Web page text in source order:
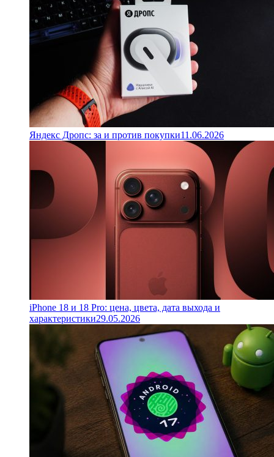
Яндекс Дропс: за и против покупки11.06.2026
iPhone 18 и 18 Pro: цена, цвета, дата выхода и
характеристики29.05.2026